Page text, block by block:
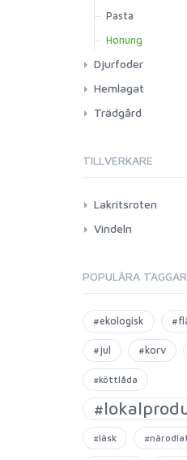
Pasta
Honung
Djurfoder
Hemlagat
Trädgård
TILLVERKARE
Lakritsroten
Vindeln
POPULÄRA TAGGAR
#ekologisk
#jul #korv
#köttlåda
#läsk